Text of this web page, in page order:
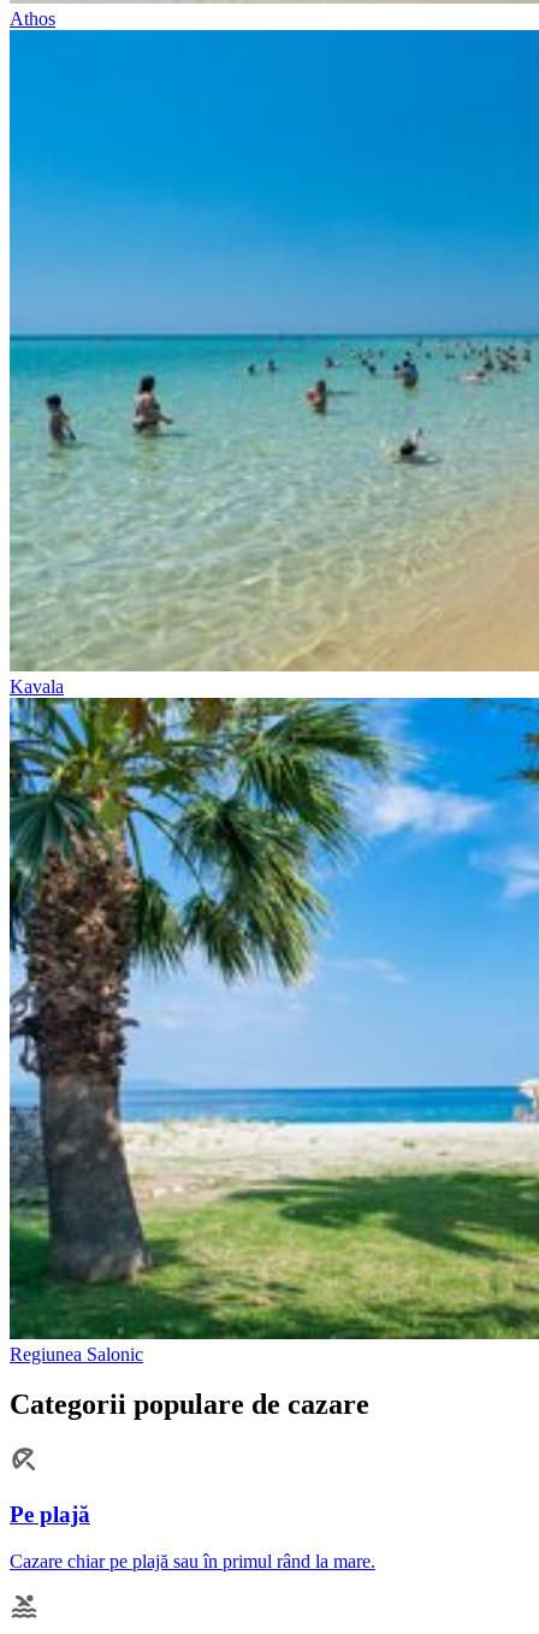
Athos
Kavala
Regiunea Salonic
Categorii populare de cazare
Pe plajă
Cazare chiar pe plajă sau în primul rând la mare.